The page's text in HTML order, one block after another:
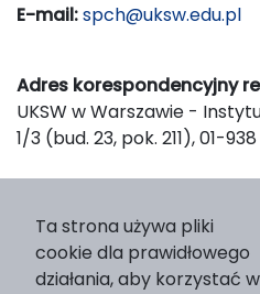
E-mail:spch@uksw.edu.pl
Adres korespondencyjny
UKSW w Warszawie -
1/3 (bud. 23, pok. 211), 01-
Wydawnictwo Naukowe
nr 2, 01-815 Warszawa
Strona WWW Wydawnictwa
Ta strona używa pliki
cookie dla prawidłowego
działania, aby korzystać w